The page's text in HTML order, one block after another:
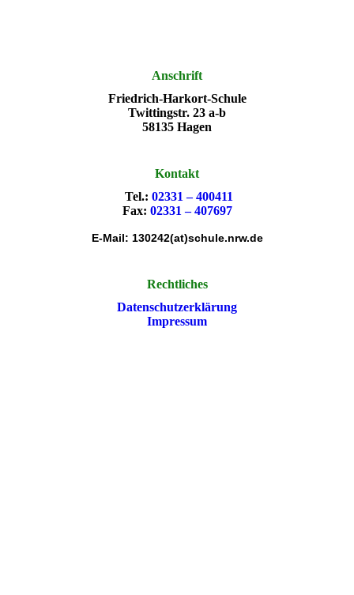
Anschrift
Friedrich-Harkort-Schule
Twittingstr. 23 a-b
58135 Hagen
Kontakt
Tel.: 02331 – 400411
Fax: 02331 – 407697
E-Mail: 130242(at)schule.nrw.de
Rechtliches
Datenschutzerklärung
Impressum